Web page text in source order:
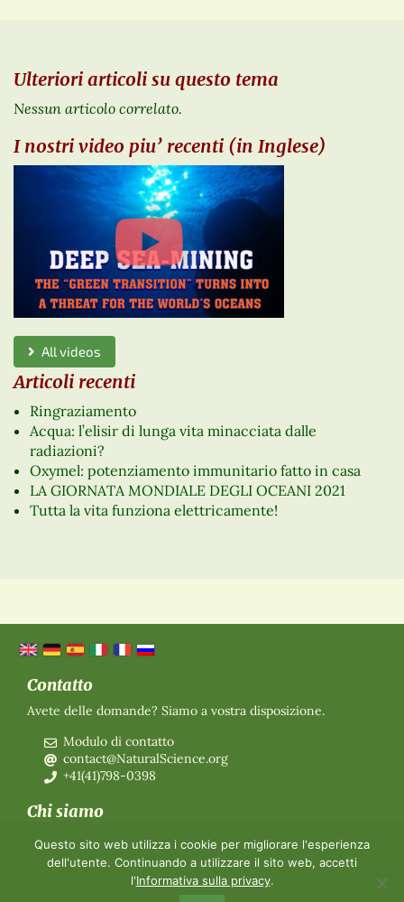
Ulteriori articoli su questo tema
Nessun articolo correlato.
I nostri video piu’ recenti (in Inglese)
All videos
Articoli recenti
Ringraziamento
Acqua: l’elisir di lunga vita minacciata dalle
radiazioni?
Oxymel: potenziamento immunitario fatto in casa
LA GIORNATA MONDIALE DEGLI OCEANI 2021
Tutta la vita funziona elettricamente!
Contatto
Avete delle domande? Siamo a vostra disposizione.
Modulo di contatto
contact@NaturalScience.org
+41(41)798-0398
Chi siamo
Organizzazione
Adesione
Chi siamo
Questo sito web utilizza i cookie per migliorare l'esperienza
dell'utente. Continuando a utilizzare il sito web, accetti
l'Informativa sulla privacy.